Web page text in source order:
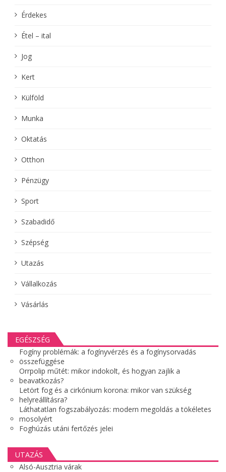
Érdekes
Étel – ital
Jog
Kert
Külföld
Munka
Oktatás
Otthon
Pénzügy
Sport
Szabadidő
Szépség
Utazás
Vállalkozás
Vásárlás
EGÉSZSÉG
Fogíny problémák: a fogínyvérzés és a fogínysorvadás
összefüggése
Orrpolip műtét: mikor indokolt, és hogyan zajlik a
beavatkozás?
Letört fog és a cirkónium korona: mikor van szükség
helyreállításra?
Láthatatlan fogszabályozás: modern megoldás a tökéletes
mosolyért
Foghúzás utáni fertőzés jelei
UTAZÁS
Alsó-Ausztria várak